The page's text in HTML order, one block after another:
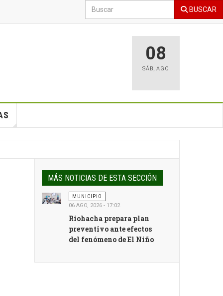
BUSCAR
08
SÁB, AGO
MÁS NOTICIAS DE ESTA SECCIÓN
MUNICIPIO
06 AGO, 2026 - 17:02
Riohacha prepara plan
preventivo ante efectos
del fenómeno de El Niño